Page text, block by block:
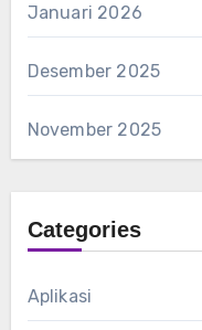
Januari 2026
Desember 2025
November 2025
Categories
Aplikasi